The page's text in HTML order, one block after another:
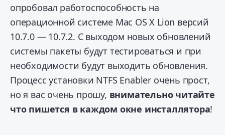
опробовал работоспособность на
операционной системе Mac OS X Lion версий
10.7.0 — 10.7.2. С выходом новых обновлений
системы пакеты будут тестироваться и при
необходимости будут выходить обновления.
Процесс установки NTFS Enabler очень прост,
но я вас очень прошу, внимательно читайте
что пишется в каждом окне инсталлятора!